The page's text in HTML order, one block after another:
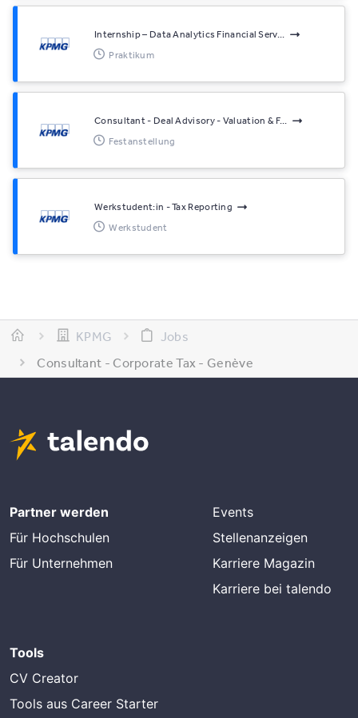
Internship – Data Analytics Financial Serv...
Praktikum
Consultant - Deal Advisory - Valuation & F...
Festanstellung
Werkstudent:in - Tax Reporting
Werkstudent
KPMG
Jobs
Consultant - Corporate Tax - Genève
Partner werden
Für Hochschulen
Für Unternehmen
Events
Stellenanzeigen
Karriere Magazin
Karriere bei talendo
Tools
CV Creator
Tools aus Career Starter